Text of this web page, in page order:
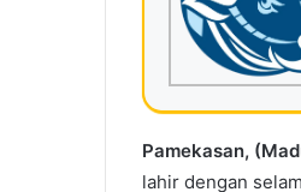
Pamekasan,
lahir dengan